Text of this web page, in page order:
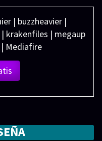
| buzzheavier |
krakenfiles | megaup
Mediafire